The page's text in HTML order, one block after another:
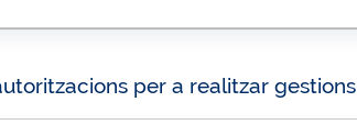
per a realitzar gestions